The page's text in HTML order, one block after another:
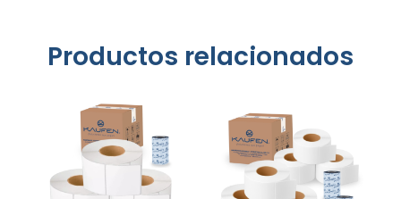
Productos relacionados
producto
variantes.
múltiples